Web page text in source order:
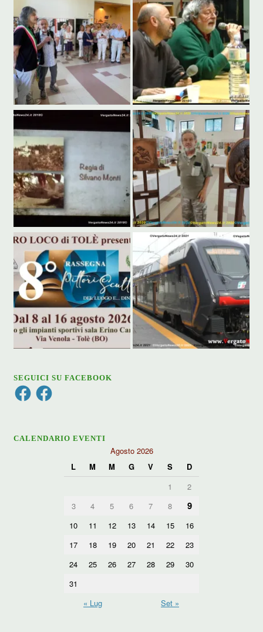
SEGUICI SU FACEBOOK
FacebookFacebook
CALENDARIO EVENTI
Agosto 2026
L
M M G V S
D
1
2
3
4 5 6 7 8 9
10 11 12 13 14 15
16
17
18 19 20 21 22
23
24
25 26 27 28 29
30
31
« Lug
Set »